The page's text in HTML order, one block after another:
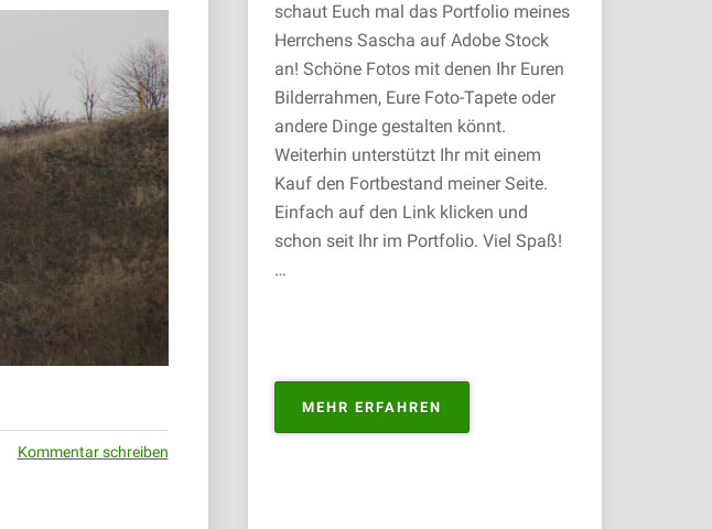
Kommentar schreiben
schaut Euch mal das Portfolio meines
Herrchens Sascha auf Adobe Stock
an! Schöne Fotos mit denen Ihr Euren
Bilderrahmen, Eure Foto-Tapete oder
andere Dinge gestalten könnt.
Weiterhin unterstützt Ihr mit einem
Kauf den Fortbestand meiner Seite.
Einfach auf den Link klicken und
schon seit Ihr im Portfolio. Viel Spaß!
…
MEHR ERFAHREN
ZUM